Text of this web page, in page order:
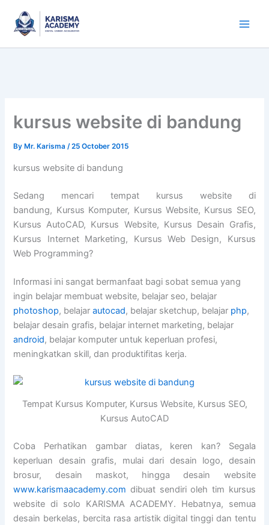
content
kursus website di bandung
By Mr. Karisma/25 October 2015
kursus website di bandung
Sedang mencari tempat kursus website di
bandung, Kursus Komputer, Kursus Website, Kursus SEO,
Kursus AutoCAD, Kursus Website, Kursus Desain Grafis,
Kursus Internet Marketing, Kursus Web Design, Kursus
Web Programming?
Informasi ini sangat bermanfaat bagi sobat semua yang
ingin belajar membuat website, belajar seo, belajar
photoshop, belajarautocad, belajar sketchup, belajar php,
belajar desain grafis, belajar internet marketing, belajar
android, belajar komputer untuk keperluan profesi,
meningkatkan skill, dan produktifitas kerja.
Tempat Kursus Komputer, Kursus Website, Kursus SEO,
Kursus AutoCAD
Coba Perhatikan gambar diatas, keren kan? Segala
keperluan desain grafis, mulai dari desain logo, desain
brosur, desain maskot, hingga desain website
www.karismaacademy.com dibuat sendiri oleh tim kursus
website di solo KARISMA ACADEMY. Hebatnya, semua
desain berkelas, bercita rasa artistik digital tinggi dan tentu